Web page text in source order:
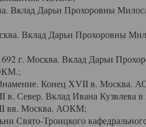
Вклад Дарьи Прохоровны
Вклад Дарьи Прохоровны
г. Москва. Вклад Дарьи
Конец XVII в. Москва.
Север. Вклад Ивана Кузвлева в
вв. Москва. АОКМ;
Свято-Троицкого